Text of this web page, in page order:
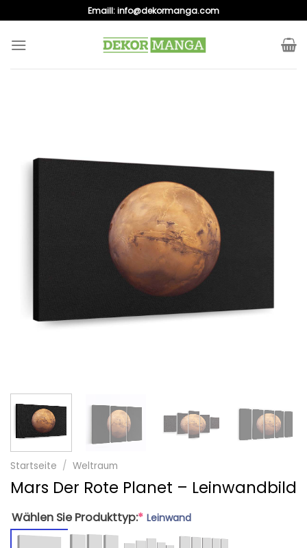
to
content
Emaill:info@dekormanga.com
Startseite / Weltraum
Mars Der Rote Planet – Leinwandbild
Wählen Sie Produkttyp:* Leinwand